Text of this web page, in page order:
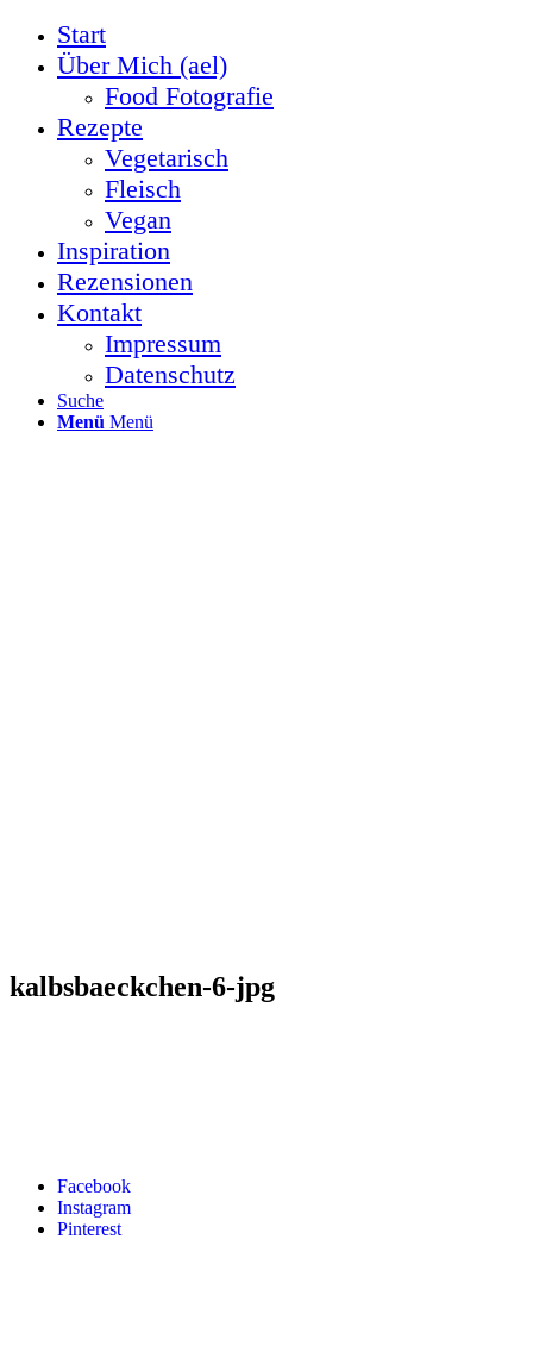
Start
Über Mich (ael)
Food Fotografie
Rezepte
Vegetarisch
Fleisch
Vegan
Inspiration
Rezensionen
Kontakt
Impressum
Datenschutz
Suche
Menü Menü
Facebook
Instagram
Pinterest
kalbsbaeckchen-6-jpg